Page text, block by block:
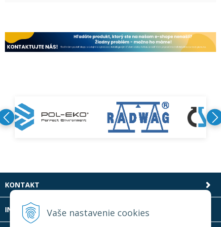
Vaše nastavenie cookies
KONTAKT
INFOLINKA